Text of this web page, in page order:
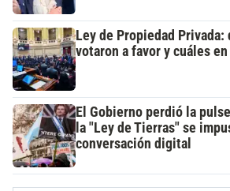
Ley de Propiedad Privada:
votaron a favor y cuáles
El Gobierno perdió la
la "Ley de Tierras" se
conversación digital